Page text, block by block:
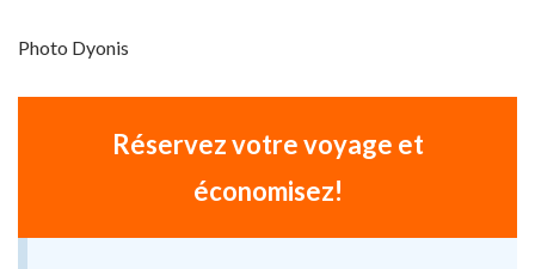
Photo Dyonis
Réservez votre voyage et
économisez!